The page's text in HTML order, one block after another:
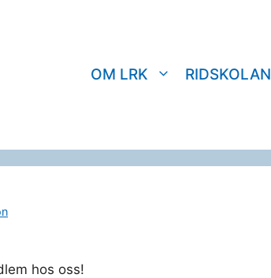
OM LRK RIDSKOLAN
hos oss!